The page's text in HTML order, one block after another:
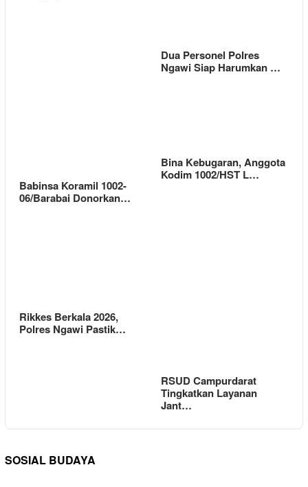
Dua Personel Polres
Ngawi Siap Harumkan …
Babinsa Koramil 1002-
06/Barabai Donorkan…
Bina Kebugaran, Anggota
Kodim 1002/HST L…
Rikkes Berkala 2026,
Polres Ngawi Pastik…
RSUD Campurdarat
Tingkatkan Layanan
Jant…
SOSIAL BUDAYA